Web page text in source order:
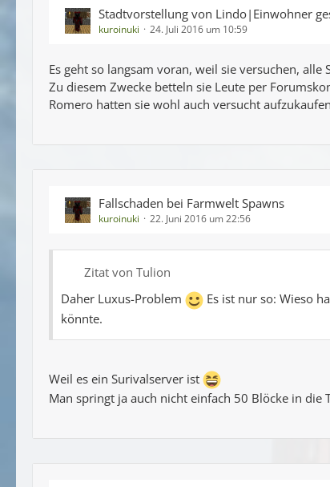
Stadtvorstellung von Lindo|Einwohner
kuroinuki 24. Juli 2016 um 10:59
Es geht so langsam voran, weil sie versuchen,
Zu diesem Zwecke betteln sie Leute per
Romero hatten sie wohl auch versucht
Fallschaden bei Farmwelt Spawns
kuroinuki 22. Juni 2016 um 22:56
Zitat von Tulion
Daher Luxus-Problem
Es ist nur so: Wieso
könnte.
Weil es ein Surivalserver ist
Man springt ja auch nicht einfach 50 Blöcke in die